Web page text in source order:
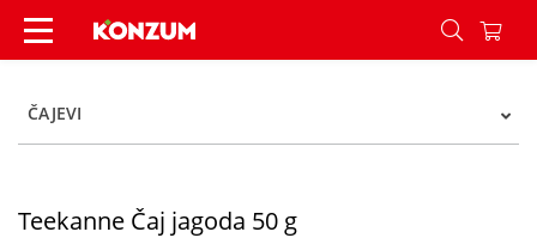
Teekanne Čaj jagoda 50 g - Konzum
ČAJEVI
Teekanne Čaj jagoda 50 g